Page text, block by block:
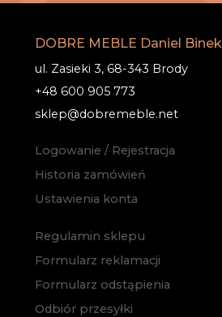
DOBRE MEBLE Daniel Binek
ul. Zasieki 3, 68-343 Brody
+48 600 905 773
sklep@dobremeble.net
Logowanie / Rejestracja
Historia zamówień
Ustawienia konta
Regulamin sklepu
Formularz reklamacji
Formularz odstąpienia
Odbiór przesyłki